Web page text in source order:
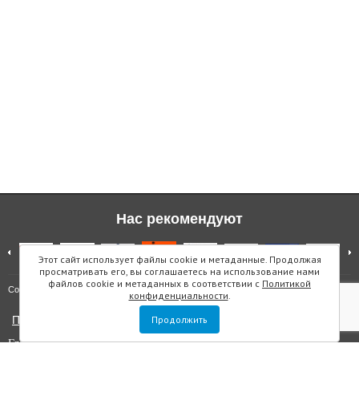
Этот сайт использует файлы cookie и метаданные. Продолжая
просматривать его, вы соглашаетесь на использование нами
файлов cookie и метаданных в соответствии с Политикой
конфиденциальности.
Продолжить
Нас рекомендуют
Copyright © "Инмарин" Карта сайта
Политика конфиденциальности
Главный редактор Маслова Е.О.